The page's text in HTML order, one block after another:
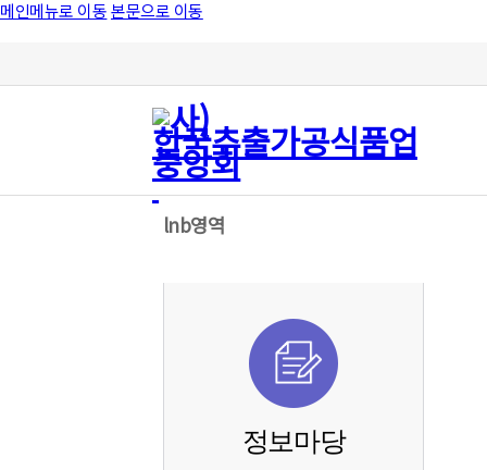
메인메뉴로 이동본문으로 이동
lnb영역
정보마당